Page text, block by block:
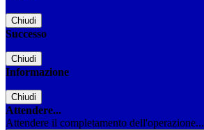
Chiudi
Successo
Chiudi
Informazione
Chiudi
Attendere...
Attendere il completamento dell'operazione...